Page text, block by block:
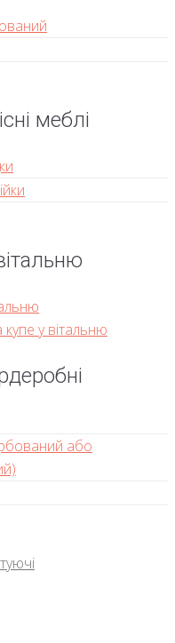
меблі
у вітальню
або